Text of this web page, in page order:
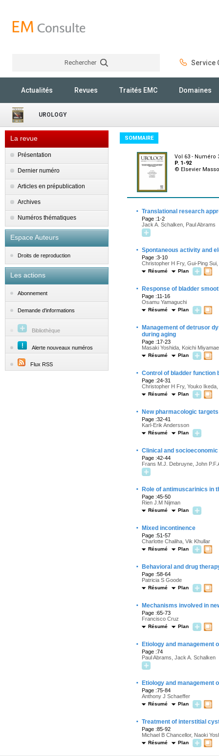
Rechercher Service
Actualités Revues Traités EMC Domaines
UROLOGY
La revue
Présentation
Dernier numéro
Articles en prépublication
Archives
Numéros thématiques
Espace Auteurs
Droits de reproduction
Les actions
Abonnement
Demande d'informations
Bibliothèque
Alerte nouveaux numéros
Flux RSS
SOMMAIRE
Vol 63 - Numéro
P. 1-92
© Elsevier
· Translational research
Page :1-2
Jack A. Schalken, Paul Abrams
· Spontaneous activity and
Page :3-10
Christopher H Fry, Gui-Ping
Résumé Plan
· Response of bladder
Page :11-16
Osamu Yamaguchi
Résumé Plan
·
Management of detrusor
during aging
Page :17-23
Masaki Yoshida, Koichi
Résumé Plan
· Control of bladder function
Page :24-31
Christopher H Fry, Youko
Résumé Plan
· New pharmacologic
Page :32-41
Karl-Erik Andersson
Résumé Plan
· Clinical and
Page :42-44
Frans M.J. Debruyne, John
· Role of antimuscarinics in
Page :45-50
Rien J.M Nijman
Résumé Plan
· Mixed incontinence
Page :51-57
Charlotte Chaliha, Vik Khullar
Résumé Plan
· Behavioral and drug
Page :58-64
Patricia S Goode
Résumé Plan
· Mechanisms involved in
Page :65-73
Francisco Cruz
Résumé Plan
· Etiology and management
Page :74
Paul Abrams, Jack A. Schalken
· Etiology and management
Page :75-84
Anthony J Schaeffer
Résumé Plan
· Treatment of interstitial
Page :85-92
Michael B Chancellor, Naoki
Résumé Plan